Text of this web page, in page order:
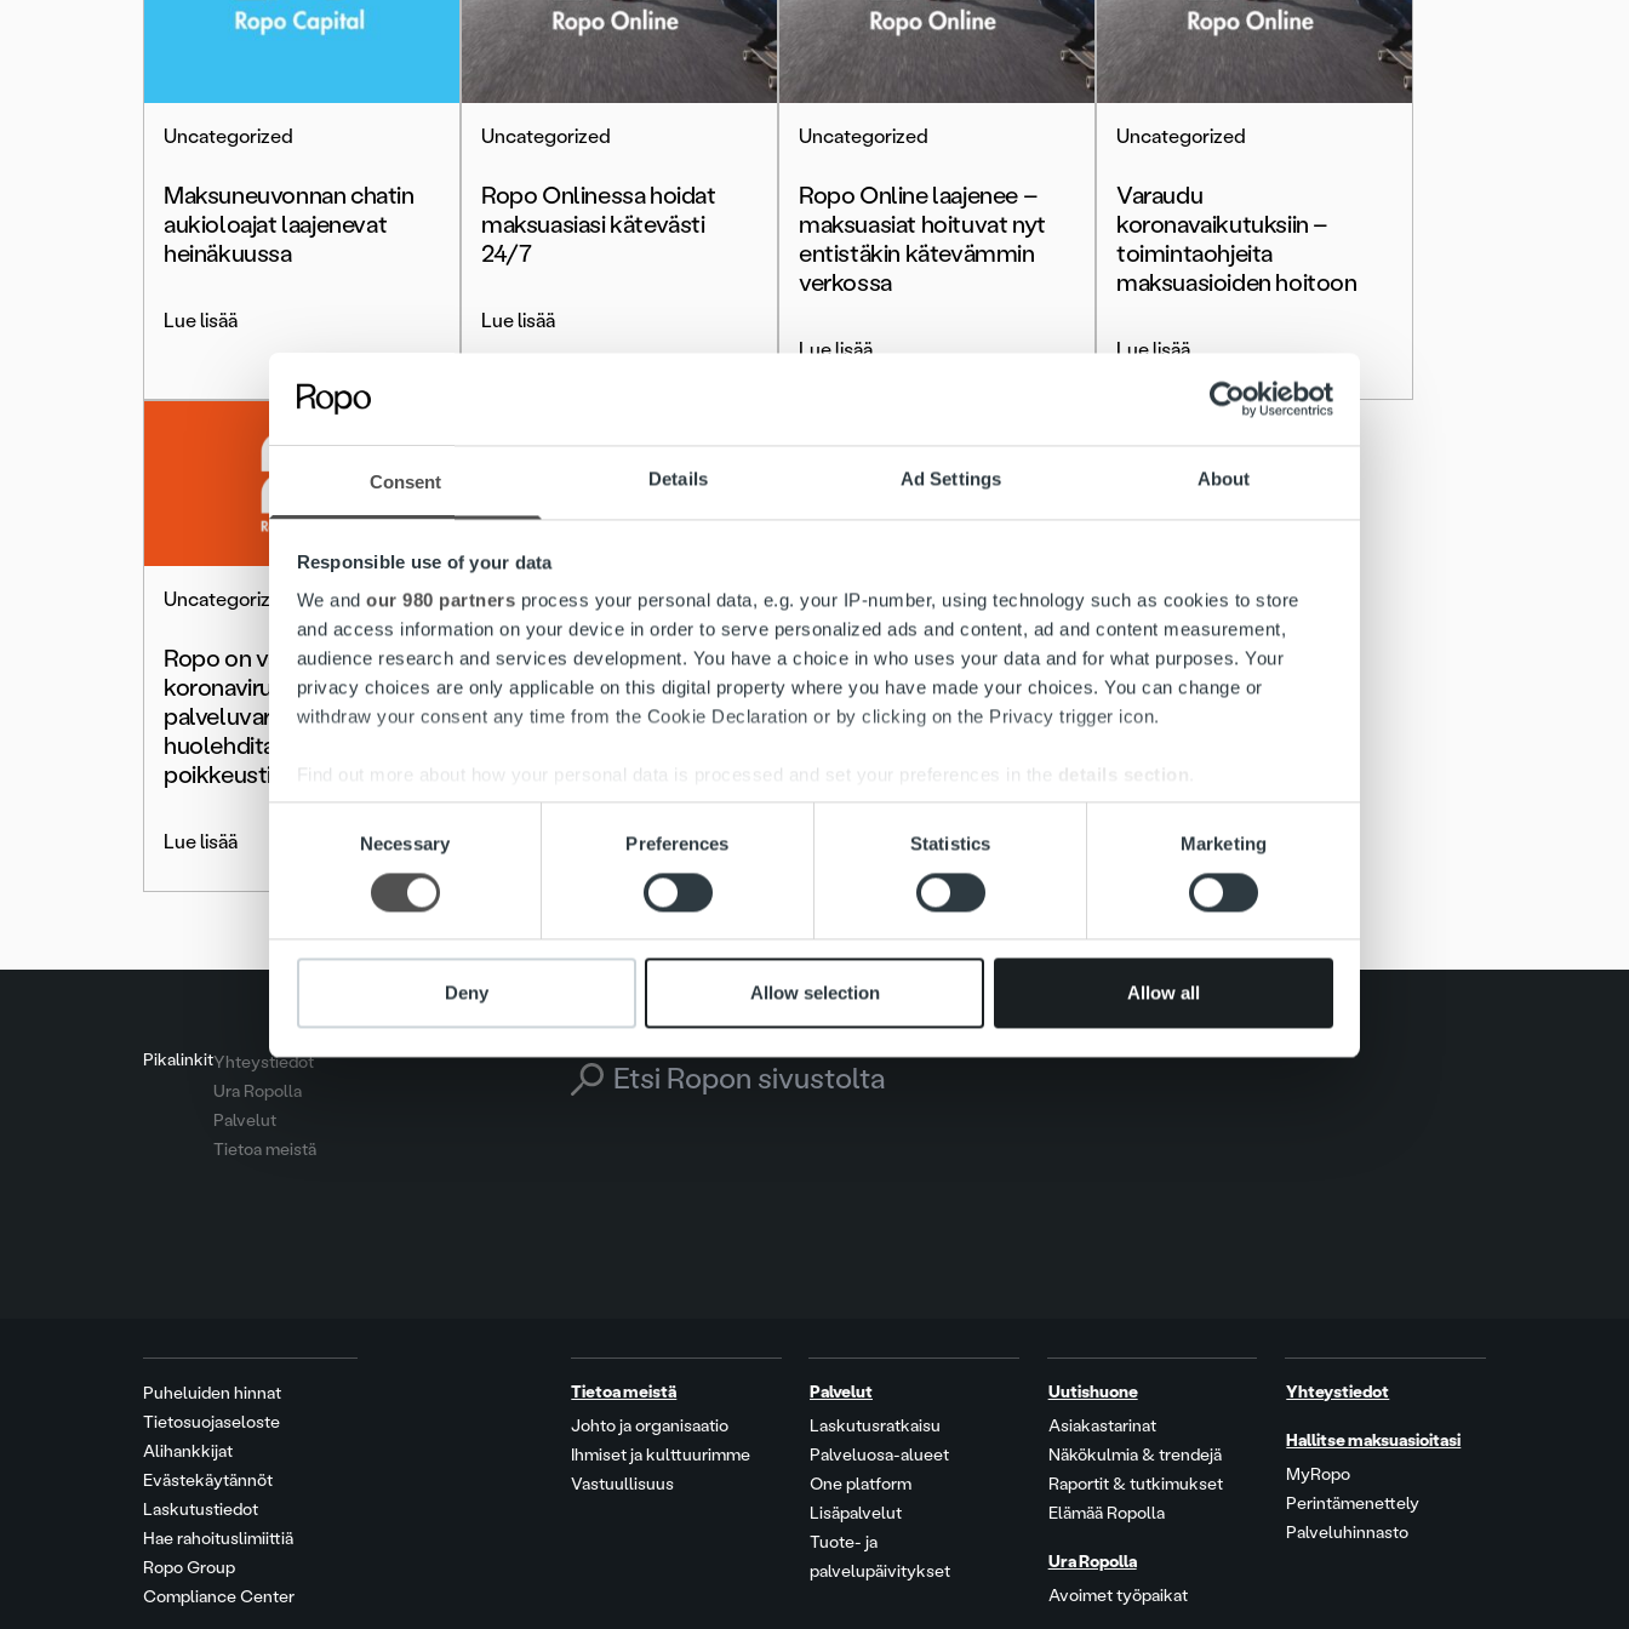
Consent Details Ad Settings About
Responsible use of your data
We and our 980 partners process your personal data, e.g. your IP-number, using technology such as cookies to store
and access information on your device in order to serve personalized ads and content, ad and content measurement,
audience research and services development. You have a choice in who uses your data and for what purposes. Your
privacy choices are only applicable on this digital property where you have made your choices. You can change or
withdraw your consent any time from the Cookie Declaration or by clicking on the Privacy trigger icon.
Find out more about how your personal data is processed and set your preferences in the details section
We use cookies to personalise content and ads, to provide social media features and to analyse our traffic. We also share
other information that you’ve provided to them or that they’ve collected from your use of their services.
Necessary Preferences Statistics Marketing
Deny Allow selection Allow all
Uncategorized
Maksuneuvonnan chatin
aukioloajat laajenevat
heinäkuussa
Lue lisää
Uncategorized
Ropo Onlinessa hoidat
maksuasiasi kätevästi
24/7
Lue lisää
Uncategorized
Ropo Online laajenee –
maksuasiat hoituvat nyt
entistäkin kätevämmin
verkossa
Lue lisää
Uncategorized
Varaudu
koronavaikutuksiin –
toimintaohjeita
maksuasioiden hoitoon
Lue lisää
Uncategorized
Ropo on valmistautunut
koronavirukseen –
palveluvarmuudesta
huolehditaan
poikkeustilanteessakin
Lue lisää
PikalinkitYhteystiedot
Ura Ropolla
Palvelut
Tietoa meistä
Search for:
Puheluiden hinnat
Tietosuojaseloste
Alihankkijat
Evästekäytännöt
Laskutustiedot
Hae rahoituslimiittiä
Ropo Group
Compliance Center
Tietoa meistä
Johto ja organisaatio
Ihmiset ja kulttuurimme
Vastuullisuus
Palvelut
Laskutusratkaisu
Palveluosa-alueet
One platform
Lisäpalvelut
Tuote- ja
palvelupäivitykset
Uutishuone
Asiakastarinat
Näkökulmia & trendejä
Raportit & tutkimukset
Elämää Ropolla
Ura Ropolla
Avoimet työpaikat
Yhteystiedot
Hallitse maksuasioitasi
MyRopo
Perintämenettely
Palveluhinnasto